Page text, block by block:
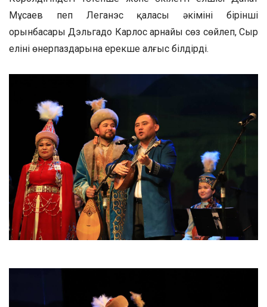
Мұсаев пеп Леганэс қаласы әкімінің бірінші
орынбасары Дэльгадо Карлос арнайы сөз сөйлеп, Сыр
елінің өнерпаздарына ерекше алғыс білдірді.